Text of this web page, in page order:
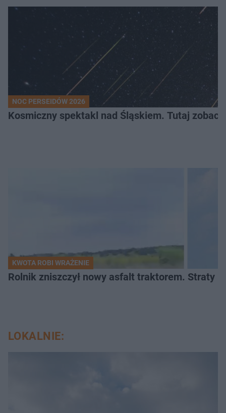
NOC PERSEIDÓW 2026
Kosmiczny spektakl nad Śląskiem. Tutaj
KWOTA ROBI WRAŻENIE
Rolnik zniszczył nowy asfalt traktorem. Straty
LOKALNIE: